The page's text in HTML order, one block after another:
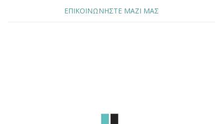
ΕΠΙΚΟΙΝΩΝΗΣΤΕ ΜΑΖΙ ΜΑΣ